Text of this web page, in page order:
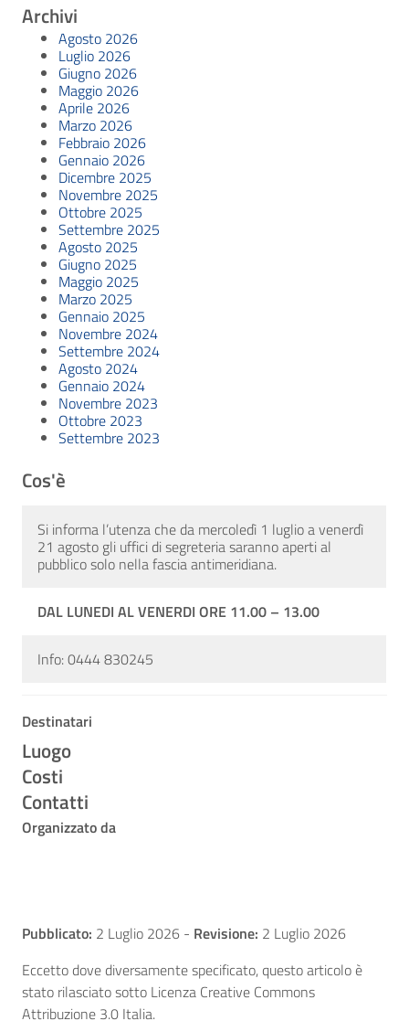
Archivi
Agosto 2026
Luglio 2026
Giugno 2026
Maggio 2026
Aprile 2026
Marzo 2026
Febbraio 2026
Gennaio 2026
Dicembre 2025
Novembre 2025
Ottobre 2025
Settembre 2025
Agosto 2025
Giugno 2025
Maggio 2025
Marzo 2025
Gennaio 2025
Novembre 2024
Settembre 2024
Agosto 2024
Gennaio 2024
Novembre 2023
Ottobre 2023
Settembre 2023
Cos'è
Si informa l’utenza che da mercoledì 1 luglio a venerdì
21 agosto gli uffici di segreteria saranno aperti al
pubblico solo nella fascia antimeridiana.
DAL LUNEDI AL VENERDI ORE 11.00 – 13.00
Info: 0444 830245
Destinatari
Luogo
Costi
Contatti
Organizzato da
Pubblicato: 2 Luglio 2026 - Revisione: 2 Luglio 2026
Eccetto dove diversamente specificato, questo articolo è
stato rilasciato sotto Licenza Creative Commons
Attribuzione 3.0 Italia.